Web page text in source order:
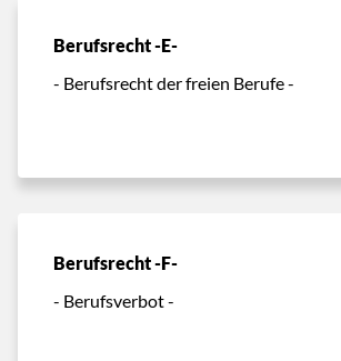
Berufsrecht -E-
- Berufsrecht der freien Berufe -
Berufsrecht -F-
- Berufsverbot -